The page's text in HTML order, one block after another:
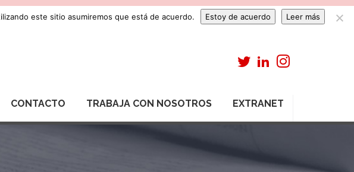
CONTACTO TRABAJA CON NOSOTROS EXTRANET
este sitio asumiremos que está de acuerdo. Estoy de acuerdo Leer más